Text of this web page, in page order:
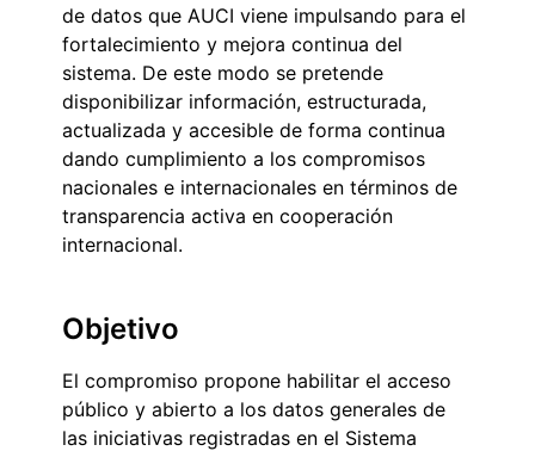
de datos que AUCI viene impulsando para el
fortalecimiento y mejora continua del
sistema. De este modo se pretende
disponibilizar información, estructurada,
actualizada y accesible de forma continua
dando cumplimiento a los compromisos
nacionales e internacionales en términos de
transparencia activa en cooperación
internacional.
Objetivo
El compromiso propone habilitar el acceso
público y abierto a los datos generales de
las iniciativas registradas en el Sistema